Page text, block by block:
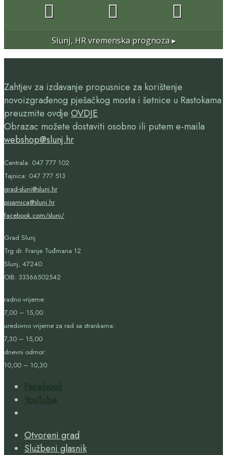
Slunj, HRvremenska prognoza ▸
Zahtjev za izdavanje propusnice za korištenje
novoizgrađenog pješačkog mosta i šetnice u Rastokama
preuzmite ovdje OVDJE
Obrazac možete dostaviti osobno ili putem e-maila
webshop@slunj.hr
Centrala: 047 777 102
Tajnica: 047 777 513
grad-slunj@slunj.hr
pisarnica@slunj.hr
facebook.com/slunj/
Grad Slunj
Trg dr. Franje Tuđmana 12
Slunj, 47240
OIB: 33366502542
radno vrijeme:
7,00 – 15,00
uredovno vrijeme za rad sa strankama:
7,30 – 15,00
dnevni odmor:
10,00 – 10,30
Facebook
YouTube
Window
Otvoreni grad
Službeni glasnik